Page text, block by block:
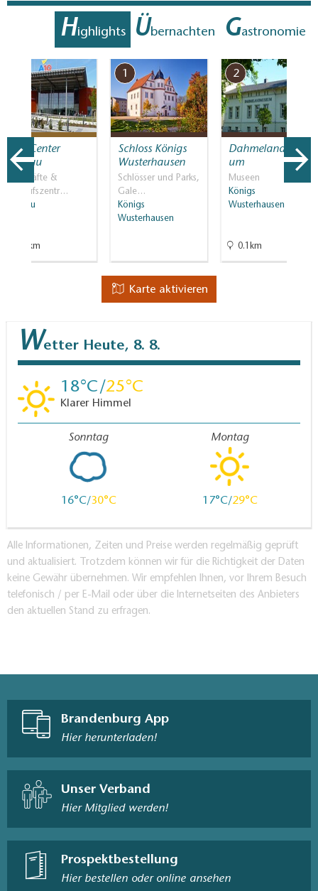
Highlights Übernachten Gastronomie
A10 Center
Wildau
Geschäfte &
Einkaufszentr…
Wildau
2.5km
1
Schloss Königs
Wusterhausen
Schlösser und Parks,
Gale…
Königs
Wusterhausen
2
Dahmelandmuse
um
Museen
Königs
Wusterhausen
0.1km
Karte aktivieren
Wetter Heute, 8. 8.
18 25
Klarer Himmel
Sonntag
16 30
Montag
17 29
Alle Informationen, Zeiten und Preise werden regelmäßig geprüft
und aktualisiert. Trotzdem können wir für die Richtigkeit der Daten
keine Gewähr übernehmen. Wir empfehlen Ihnen, vor Ihrem Besuch
telefonisch / per E-Mail oder über die Internetseiten des Anbieters
den aktuellen Stand zu erfragen.
Brandenburg App
Hier herunterladen!
Unser Verband
Hier Mitglied werden!
Prospektbestellung
Hier bestellen oder online ansehen